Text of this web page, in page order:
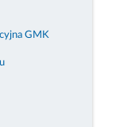
GMK